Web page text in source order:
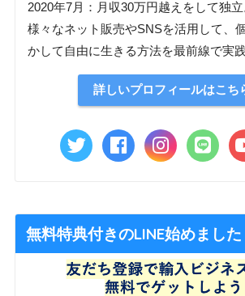
2020年7月：月収30万円越えをして独立
様々なネット販売やSNSを活用して、
かして自由に生きる方法を最前線で実践
詳しいプロフィールはこち
無料特典付きのLINE始めました